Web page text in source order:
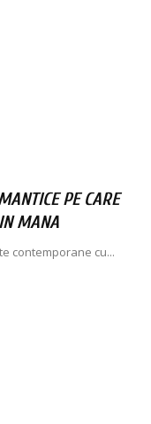
PE CARE
MANA
contemporane cu...